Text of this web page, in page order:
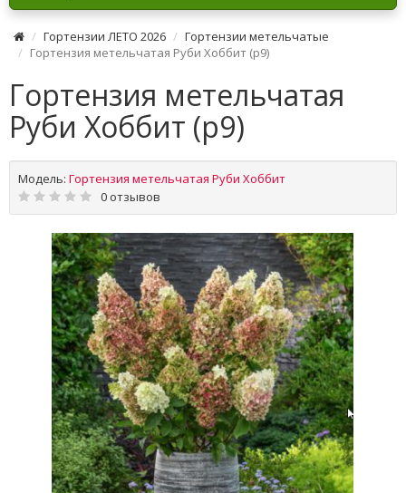
Гортензии ЛЕТО 2026
Гортензии метельчатые
Гортензия метельчатая Руби Хоббит (р9)
Гортензия метельчатая
Руби Хоббит (р9)
Модель: Гортензия метельчатая Руби Хоббит
0 отзывов